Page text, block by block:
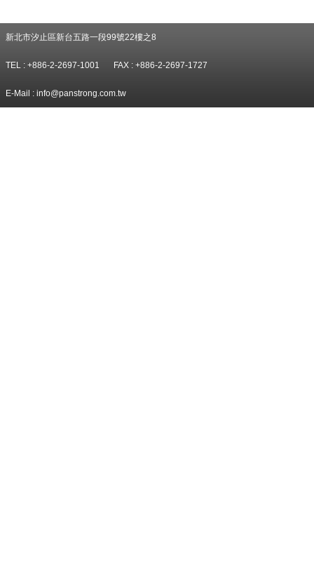
新北市汐止區新台五路一段99號22樓之8
TEL : +886-2-2697-1001 FAX : +886-2-2697-1727
E-Mail : info@panstrong.com.tw